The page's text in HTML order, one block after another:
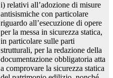
i) relativi all’adozione di misure
antisismiche con particolare
riguardo all’esecuzione di opere
per la messa in sicurezza statica,
in particolare sulle parti
strutturali, per la redazione della
documentazione obbligatoria atta
a comprovare la sicurezza statica